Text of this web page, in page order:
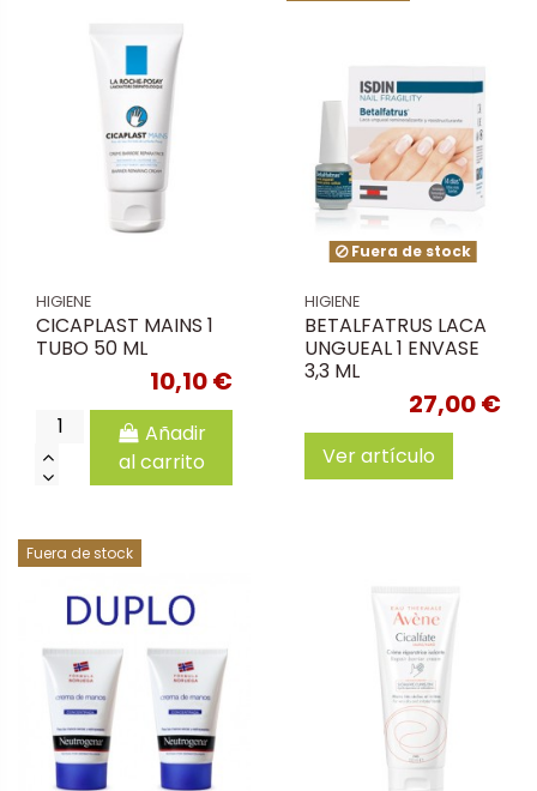
HIGIENE
CICAPLAST MAINS 1
TUBO 50 ML
10,10 €
Añadir
al carrito
Fuera de stock
HIGIENE
BETALFATRUS LACA
UNGUEAL 1 ENVASE
3,3 ML
27,00 €
Ver artículo
Fuera de stock